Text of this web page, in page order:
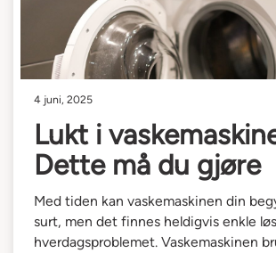
4 juni, 2025
Lukt i
Dette må du gjøre
Med tiden kan vaskemaskinen din
surt, men det finnes heldigvis enkle
hverdagsproblemet. Vaskemaskinen